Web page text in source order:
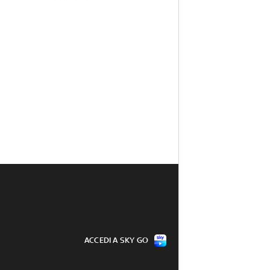
ACCEDI A SKY GO